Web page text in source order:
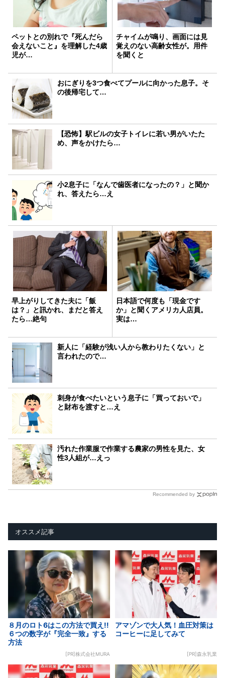
ペットとの別れで『死んだら
会えないこと』を理解した4歳
児が…
チャイムが鳴り、画面には見
覚えのない高齢女性が。用件
を聞くと
おにぎりを3つ食べてプールに向かった息子。そ
の後帰宅して…
【恐怖】駅ビルの女子トイレに若い男がいたた
め、声をかけたら…
小2息子に「なんで歯医者になったの？」と聞か
れ、答えたら…え
早上がりしてきた夫に「飯
は？」と訊かれ、まだと答え
たら…絶句
日本語で何度も「現金です
か」と聞くアメリカ人店員。
実は…
新人に「経験が浅い人から教わりたくない」と
言われたので…
刺身が食べたいという息子に「買っておいで」
と財布を渡すと…え
汚れた作業服で作業する農家の男性を見た、女
性3人組が…えっ
Recommended by
オススメ記事
８月のロト6はこの方法で買え!!
６つの数字が『完全一致』する
方法
[PR]株式会社MURA
アマゾンで大人気！血圧対策は
コーヒーに足してみて
[PR]森永乳業